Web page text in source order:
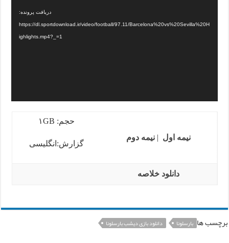
دریافت پرونده:
https://dl.sportdownload.ir/video/football/97.11/Barcelona%20vs%20Sevilla%20H
ighlights.mp4?_=1
نیمه اول | نیمه دوم
حجم: ۱GB
گزارش:انگلیسی
دانلود خلاصه
برچسب ها بارسلونا دانلود بازی دیشب بارسلونا